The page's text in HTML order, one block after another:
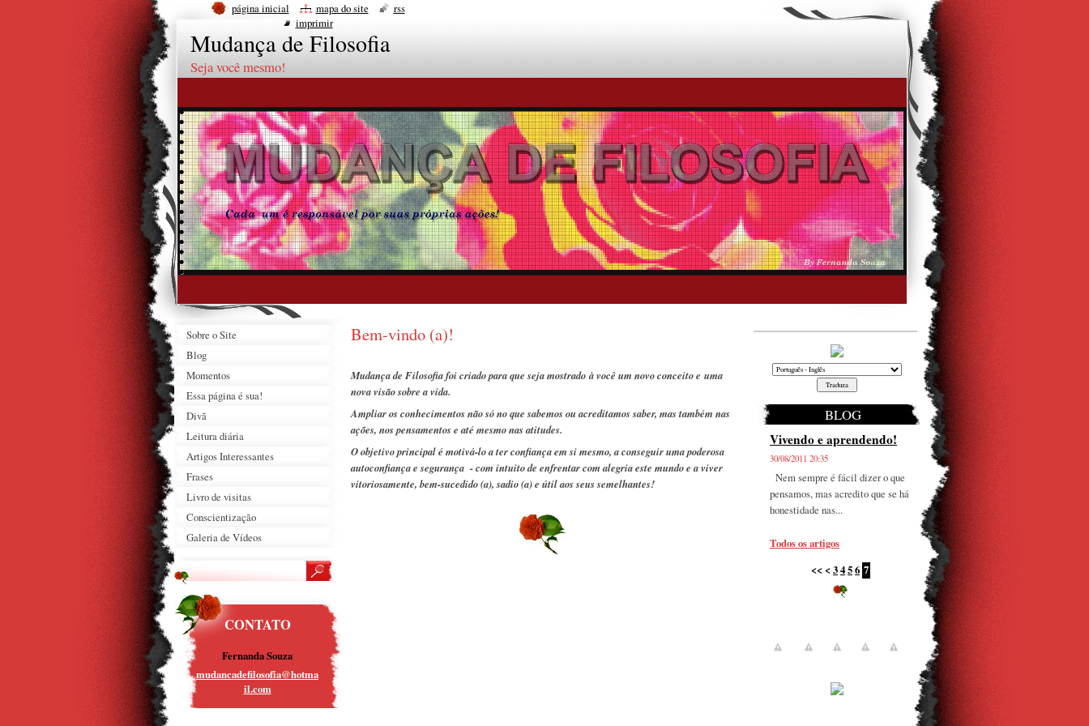
Mudança de Filosofia
Seja você mesmo!
Bem-vindo (a)!
Mudança de Filosofia foi criado para que seja mostrado à você um novo conceito e uma
nova visão sobre a vida.
Ampliar os conhecimentos não só no que sabemos ou acreditamos saber, mas também nas
ações, nos pensamentos e até mesmo nas atitudes.
O objetivo principal é motivá-lo a ter confiança em si mesmo, a conseguir uma poderosa
autoconfiança e segurança - com intuito de enfrentar com alegria este mundo e a viver
vitoriosamente, bem-sucedido (a), sadio (a) e útil aos seus semelhantes!
Sobre o Site
Blog
Momentos
Essa página é sua!
Divã
Leitura diária
Artigos Interessantes
Frases
Livro de visitas
Conscientização
Galeria de Vídeos
CONTATO
Fernanda Souza
mudancadefilosofia@hotma
il.com
BLOG
Vivendo e aprendendo!
30/08/2011 20:35
Nem sempre é fácil dizer o que
pensamos, mas acredito que se há
honestidade nas...
Todos os artigos
<<<3456 7
página inicial mapa do site
rss
imprimir